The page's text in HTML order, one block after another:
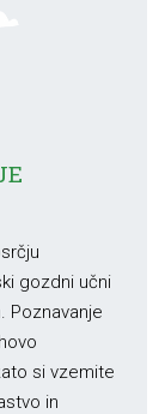
gozdni učni
Poznavanje
si vzemite
in